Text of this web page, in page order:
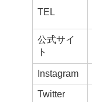
TEL
公式サイ
ト
Instagram
Twitter